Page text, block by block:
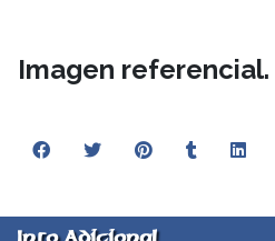
Imagen referencial.
Info Adicional